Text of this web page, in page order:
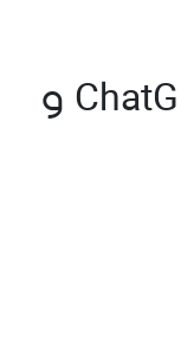
تكامل الأدوات في مقارنة بين ChatGPT و